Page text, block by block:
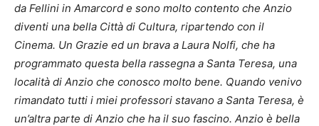
da Fellini in Amarcord e sono molto contento che Anzio
diventi una bella Città di Cultura, ripartendo con il
Cinema. Un Grazie ed un brava a Laura Nolfi, che ha
programmato questa bella rassegna a Santa Teresa, una
località di Anzio che conosco molto bene. Quando venivo
rimandato tutti i miei professori stavano a Santa Teresa, è
un’altra parte di Anzio che ha il suo fascino. Anzio è bella